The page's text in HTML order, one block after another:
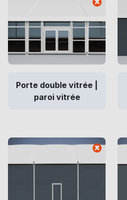
Porte double vitrée |
paroi vitrée